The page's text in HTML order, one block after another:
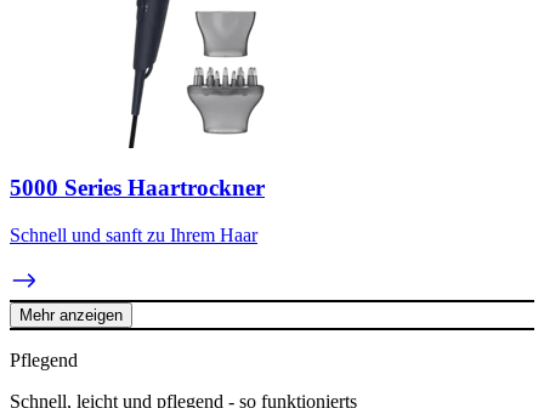
5000 Series Haartrockner
Schnell und sanft zu Ihrem Haar
Mehr anzeigen
Pflegend
Schnell, leicht und pflegend - so funktionierts